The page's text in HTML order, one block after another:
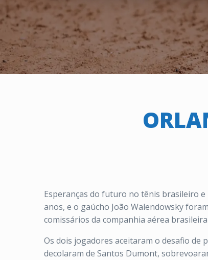
Esperanças do futuro no tênis brasileiro
anos, e o gaúcho João Walendowsky
comissários da companhia aérea
Os dois jogadores aceitaram o desafio
decolaram de Santos Dumont,